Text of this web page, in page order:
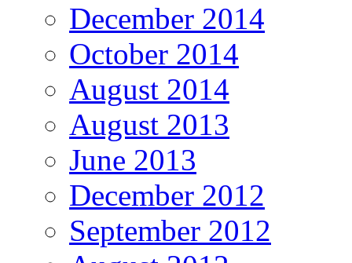
December 2014
October 2014
August 2014
August 2013
June 2013
December 2012
September 2012